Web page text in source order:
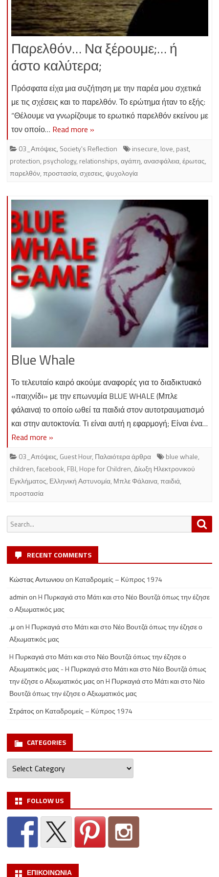
Παρελθόν… Να ξέρουμε;… ή
άστο καλύτερα;
Πρόσφατα είχα μια συζήτηση με την παρέα μου σχετικά
με τις σχέσεις και το παρελθόν. Το ερώτημα ήταν το εξής:
“Θέλουμε να γνωρίζουμε το ερωτικό παρελθόν εκείνου με
τον οποίο… Read more »
03_Απόψεις, Society's Reflection insecure, love, past,
protection, psychology, relationships,αγάπη,ανασφάλεια,έρωτας,
παρελθόν,προστασία,σχεσεις, ψυχολογία
Blue Whale
Το τελευταίο καιρό ακούμε αναφορές για το διαδικτυακό
«παιχνίδι» με την επωνυμία BLUE WHALE (Μπλε
φάλαινα) το οποίο ωθεί τα παιδιά στον αυτοτραυματισμό
και στην αυτοκτονία. Τι είναι αυτή η εφαρμογή; Είναι ένα…
Read more »
03_Απόψεις, Guest Hour, Παλαιότερα άρθρα blue whale,
children,facebook, FBI, Hope for Children,Δίωξη Ηλεκτρονικού
Εγκλήματος, Ελληνική Αστυνομία, Μπλε Φάλαινα,παιδιά,
προστασία
Search
for:
RECENT COMMENTS
Κώστας Αντωνιου on Καταδρομείς – Κύπρος 1974
admin onH Πυρκαγιά στο Μάτι και στο Νέο Βουτζά όπως την έζησε
ο Αξιωματικός μας
.μ onH Πυρκαγιά στο Μάτι και στο Νέο Βουτζά όπως την έζησε ο
Αξιωματικός μας
H Πυρκαγιά στο Μάτι και στο Νέο Βουτζά όπως την έζησε ο
Αξιωματικός μας - H Πυρκαγιά στο Μάτι και στο Νέο Βουτζά όπως
την έζησε ο Αξιωματικός μαςonH Πυρκαγιά στο Μάτι και στο Νέο
Βουτζά όπως την έζησε ο Αξιωματικός μας
Στράτοςon Καταδρομείς – Κύπρος 1974
CATEGORIES
Categories
FOLLOW US
ΕΠΙΚΟΙΝΩΝΙΑ